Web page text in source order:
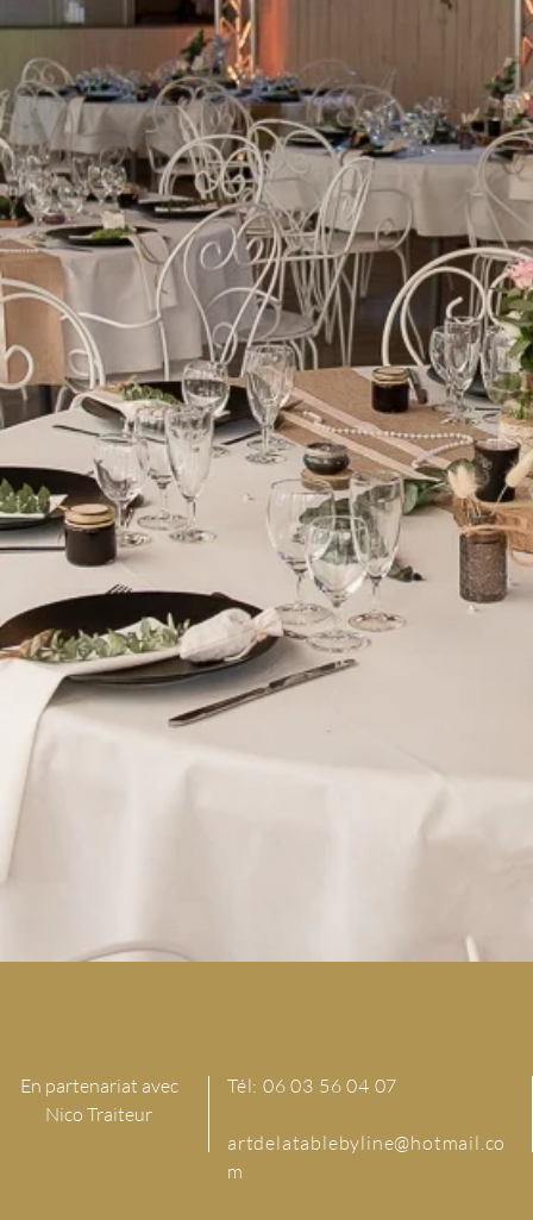
En partenariat avec
Nico Traiteur
Tél: 06 03 56 04 07
artdelatablebyline@hotmail.co
m